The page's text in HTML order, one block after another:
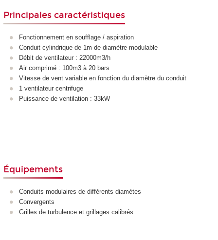
Principales caractéristiques
Fonctionnement en soufflage / aspiration
Conduit cylindrique de 1m de diamètre modulable
Débit de ventilateur : 22000m3/h
Air comprimé : 100m3 à 20 bars
Vitesse de vent variable en fonction du diamètre du conduit
1 ventilateur centrifuge
Puissance de ventilation : 33kW
Équipements
Conduits modulaires de différents diamètes
Convergents
Grilles de turbulence et grillages calibrés